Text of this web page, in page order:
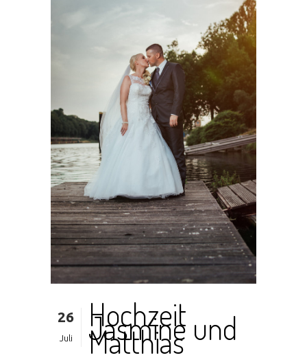
26
Juli
Hochzeit
Jasmine und
Matthias